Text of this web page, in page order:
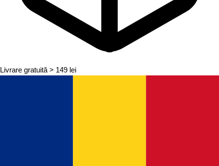
Livrare gratuită > 149 lei